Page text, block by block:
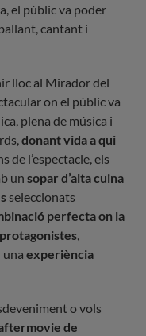
el públic va poder
cantant i
lloc al Mirador del
on el públic va
plena de música i
donant vida a qui
de l’espectacle, els
un sopar d’alta cuina
seleccionats
perfecta on la
,
experiència
o vols
de